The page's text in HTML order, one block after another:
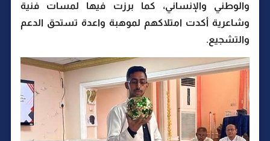
والوطني والإنساني، كما برزت فيها لمسات فنية
وشاعرية أكدت امتلاكهم لموهبة واعدة تستحق الدعم
والتشجيع.